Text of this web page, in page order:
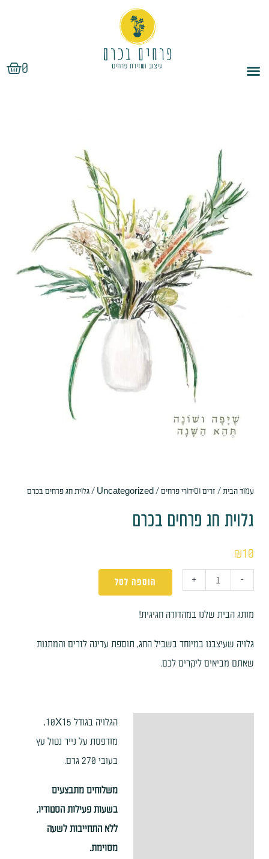
0
עגלת
עמוד הבית/ זרים וסידורי פרחים/
Uncategorized / גלוית חג פרחים בכרם
גלוית חג פרחים בכרם
₪10
-
פרחים
+ הוספה לסל
מותג הבית שלנו במהדורה חגיגית!
גלויה שעיצבנו במיוחד בשביל החג, תוספת עדינה לזרים והמתנות
שאתם מביאים ליקרים לכם.
הגלויה בגודל 10X15,
מודפסת על נייר נטול עץ
בעובי 270 גרם.
משלוחים מתבצעים
בשעות פעילות הסטודיו,
ללא התחייבות לשעה
מסוימת.